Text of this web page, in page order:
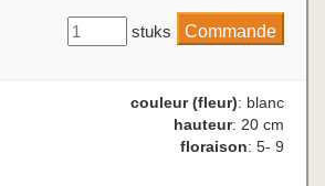
stuks
couleur (fleur): blanc
hauteur: 20 cm
floraison: 5- 9